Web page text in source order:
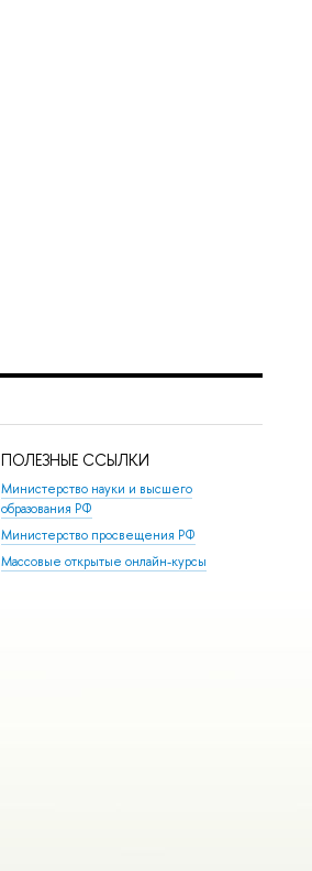
ПОЛЕЗНЫЕ ССЫЛКИ
Министерство науки и высшего
образования РФ
Министерство просвещения РФ
Массовые открытые онлайн-курсы